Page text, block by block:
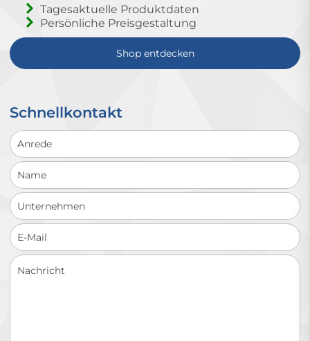
Tagesaktuelle Produktdaten
Persönliche Preisgestaltung
Shop entdecken
Schnellkontakt
Schnellkontakt